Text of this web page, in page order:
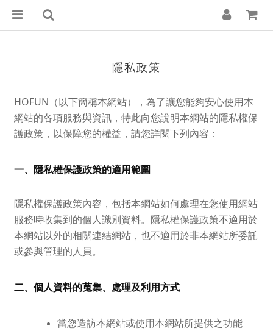
隱私政策
HOFUN（以下簡稱本網站），為了讓您能夠安心使用本
網站的各項服務與資訊，特此向您說明本網站的隱私權保
護政策，以保障您的權益，請您詳閱下列內容：
一、隱私權保護政策的適用範圍
隱私權保護政策內容，包括本網站如何處理在您使用網站
服務時收集到的個人識別資料。隱私權保護政策不適用於
本網站以外的相關連結網站，也不適用於非本網站所委託
或參與管理的人員。
二、個人資料的蒐集、處理及利用方式
當您造訪本網站或使用本網站所提供之功能